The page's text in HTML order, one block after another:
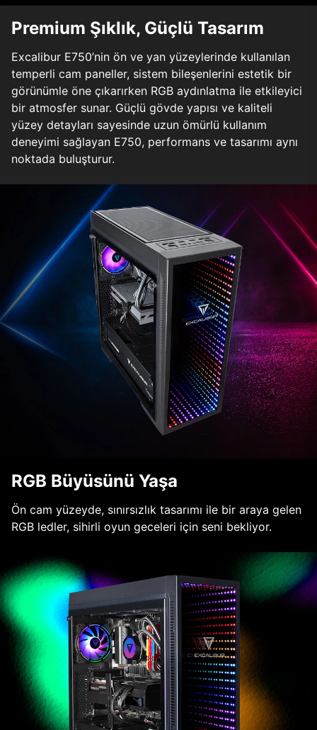
Premium Şıklık, Güçlü Tasarım
Excalibur E750’nin ön ve yan yüzeylerinde kullanılan
temperli cam paneller, sistem bileşenlerini estetik bir
görünümle öne çıkarırken RGB aydınlatma ile etkileyici
bir atmosfer sunar. Güçlü gövde yapısı ve kaliteli
yüzey detayları sayesinde uzun ömürlü kullanım
deneyimi sağlayan E750, performans ve tasarımı aynı
noktada buluşturur.
RGB Büyüsünü Yaşa
Ön cam yüzeyde, sınırsızlık tasarımı ile bir araya gelen
RGB ledler, sihirli oyun geceleri için seni bekliyor.